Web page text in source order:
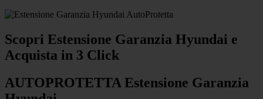
Scopri Estensione Garanzia Hyundai e
Acquista in 3 Click
AUTOPROTETTA Estensione Garanzia